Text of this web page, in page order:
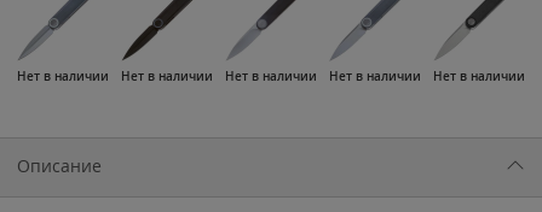
Нет в наличии Нет в наличии Нет в наличии Нет в наличии Нет в наличии
Описание